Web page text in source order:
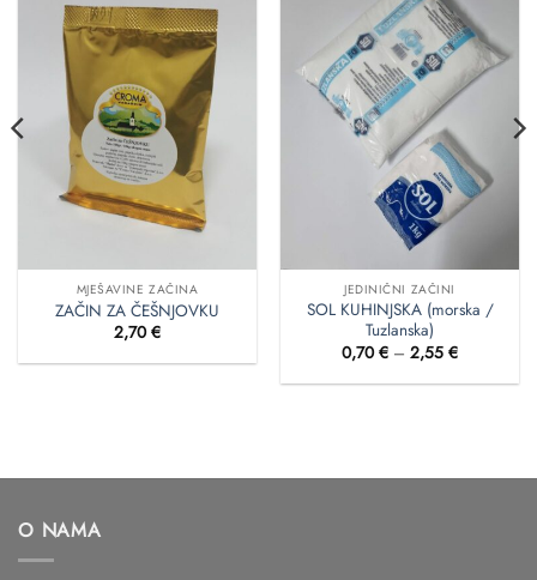
Dodaj
favorite
MJEŠAVINE ZAČINA
ZAČIN ZA ČEŠNJOVKU
2,70€
Dodaj
u
favorite
JEDINIČNI ZAČINI
SOL KUHINJSKA (morska /
Tuzlanska)
0,70€ – 2,55 €Raspon
cijena:
od
O NAMA